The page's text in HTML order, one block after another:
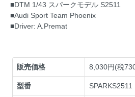
■DTM 1/43 スパークモデル S2511
■Audi Sport Team Phoenix
■Driver: A.Premat
販売価格 8,030円(税
型番 SPARKS2511